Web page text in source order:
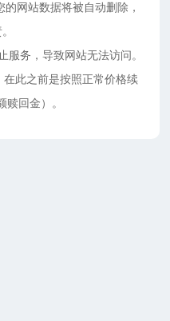
网站数据将被自动删除，
服务，导致网站无法访问。
此之前是按照正常价格续
回金）。